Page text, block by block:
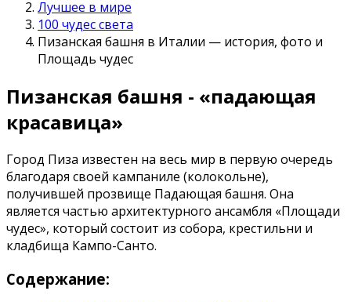
Лучшее в мире
100 чудес света
Пизанская башня в Италии — история, фото и
Площадь чудес
Пизанская башня - «падающая
красавица»
Город Пиза известен на весь мир в первую очередь
благодаря своей кампаниле (колокольне),
получившей прозвище Падающая башня. Она
является частью архитектурного ансамбля «Площади
чудес», который состоит из собора, крестильни и
кладбища Кампо-Санто.
Содержание: